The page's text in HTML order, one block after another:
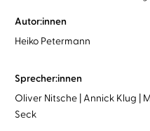
Autor:innen
Heiko Petermann
Sprecher:innen
Oliver Nitsche Annick Klug
Seck